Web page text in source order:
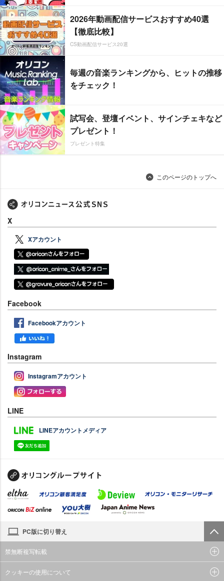
2026年動画配信サービスおすすめ40選
【徹底比較】
CS動画配信サービス20選
毎週の音楽ランキングから、ヒットの推移
をチェック！
試写会、登壇イベント、サインチェキなど
プレゼント！
プレゼント特集
このページのトップへ
X
Xアカウント
Facebook
Facebookアカウント
Instagram
Instagramアカウント
LINE
LINEアカウントメディア
PC版に切り替え
禁無断複写転載
クッキーの使用について